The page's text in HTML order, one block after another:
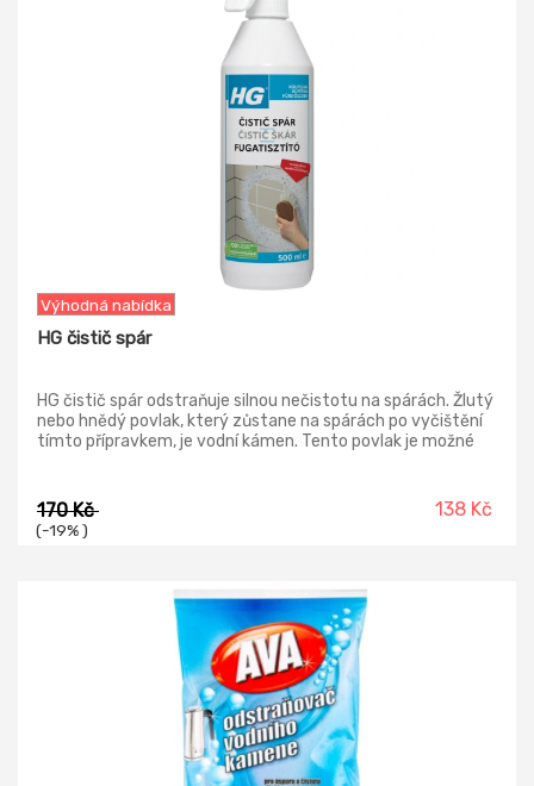
Výhodná nabídka
HG čistič spár
HG čistič spár odstraňuje silnou nečistotu na spárách. Žlutý
nebo hnědý povlak, který zůstane na spárách po vyčištění
tímto přípravkem, je vodní kámen. Tento povlak je možné
odstraňovač plísně.
170 Kč
(-19% )
138 Kč